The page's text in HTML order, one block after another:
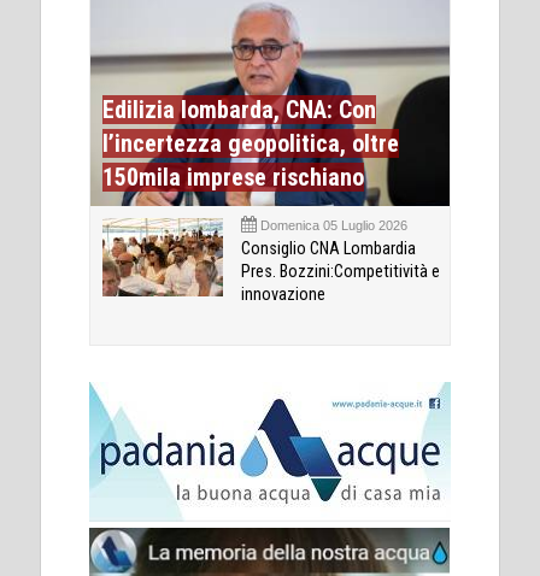
Edilizia lombarda, CNA: Con
l’incertezza geopolitica, oltre
150mila imprese rischiano
Domenica 05 Luglio 2026
Consiglio CNA Lombardia
Pres. Bozzini:Competitività e
innovazione